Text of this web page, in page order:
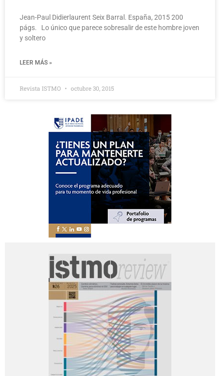
Jean-Paul Didierlaurent Seix Barral. España, 2015 200
págs. Lo único que parece sobresalir de este hombre joven
y soltero
LEER MÁS »
Revista ISTMO octubre 30, 2015